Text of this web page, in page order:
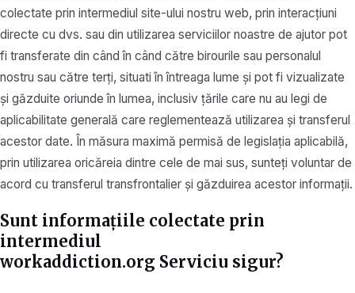
colectate prin intermediul site-ului nostru web, prin interacțiuni
directe cu dvs. sau din utilizarea serviciilor noastre de ajutor pot
fi transferate din când în când către birourile sau personalul
nostru sau către terți, situati în întreaga lume și pot fi vizualizate
și găzduite oriunde în lumea, inclusiv țările care nu au legi de
aplicabilitate generală care reglementează utilizarea și transferul
acestor date. În măsura maximă permisă de legislația aplicabilă,
prin utilizarea oricăreia dintre cele de mai sus, sunteți voluntar de
acord cu transferul transfrontalier și găzduirea acestor informații.
Sunt informațiile colectate prin
intermediul
workaddiction.org Serviciu sigur?